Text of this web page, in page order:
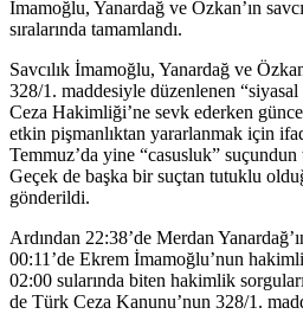
İmamoğlu, Yanardağ ve Özkan’ın
sıralarında tamamlandı.
Savcılık İmamoğlu, Yanardağ ve
328/1. maddesiyle düzenlenen “siyasal
Ceza Hakimliği’ne sevk ederken
etkin pişmanlıktan yararlanmak için
Temmuz’da yine “casusluk”
Geçek de başka bir suçtan tutuklu
gönderildi.
Ardından 22:38’de Merdan
00:11’de Ekrem İmamoğlu’nun
02:00 sularında biten hakimlik
de Türk Ceza Kanunu’nun 328/1.